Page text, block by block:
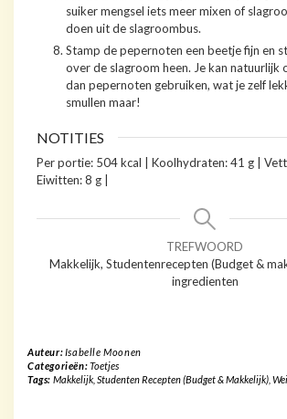
suiker mengsel iets meer mixen of
doen uit de slagroombus.
Stamp de pepernoten een beetje fijn en
over de slagroom heen. Je kan natuurlijk
dan pepernoten gebruiken, wat je zelf
smullen maar!
NOTITIES
Per portie: 504 kcal | Koolhydraten: 41 g |
Eiwitten: 8 g |
TREFWOORD
Makkelijk, Studentenrecepten (Budget &
ingredienten
Auteur:Isabelle Moonen
Categorieën:Toetjes
Tags: Makkelijk, Studenten Recepten (Budget & Makkelijk),